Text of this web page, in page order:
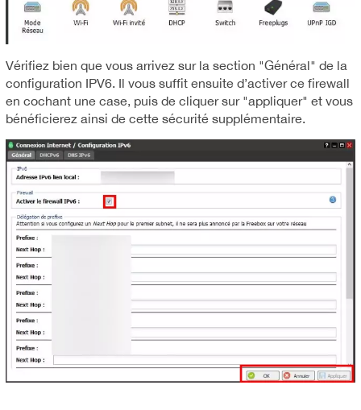
Vérifiez bien que vous arrivez sur la section "Général" de la
configuration IPV6. Il vous suffit ensuite d’activer ce firewall
en cochant une case, puis de cliquer sur "appliquer" et vous
bénéficierez ainsi de cette sécurité supplémentaire.